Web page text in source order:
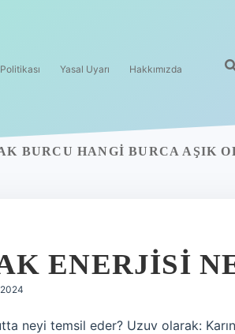
Yasal Uyarı Hakkımızda
BURCU HANGI BURCA AŞIK
ENERJISI
neyi temsil eder? Uzuv olarak: